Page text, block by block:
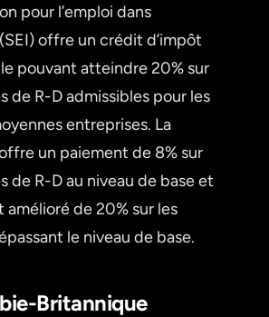
pour l’emploi dans
offre un crédit d’impôt
pouvant atteindre 20% sur
de R-D admissibles pour les
entreprises. La
un paiement de 8% sur
de R-D au niveau de base et
amélioré de 20% sur les
le niveau de base.
Britannique